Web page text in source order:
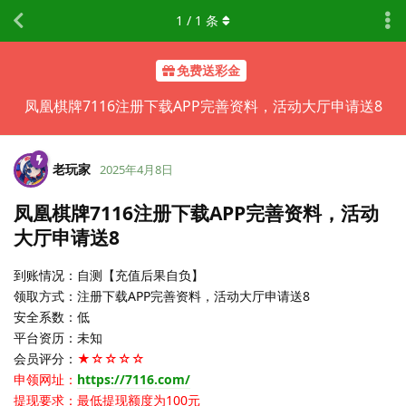
免费送彩金
凤凰棋牌7116注册下载APP完善资料，活动大厅申请送8
1 / 1 条
老玩家 2025年4月8日
凤凰棋牌7116注册下载APP完善资料，活动
大厅申请送8
到账情况：自测【充值后果自负】
领取方式：注册下载APP完善资料，活动大厅申请送8
安全系数：低
平台资历：未知
会员评分： ★☆☆☆☆
申领网址： https://7116.com/
提现要求：最低提现额度为100元